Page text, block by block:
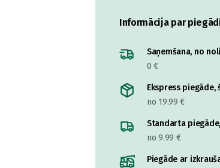
Informācija par
Saņemšana, no
0 €
Ekspress
no 19.99 €
Standarta
no 9.99 €
Piegāde ar